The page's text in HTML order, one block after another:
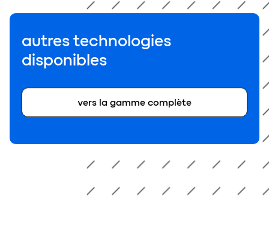
autres technologies
disponibles
vers la gamme complète